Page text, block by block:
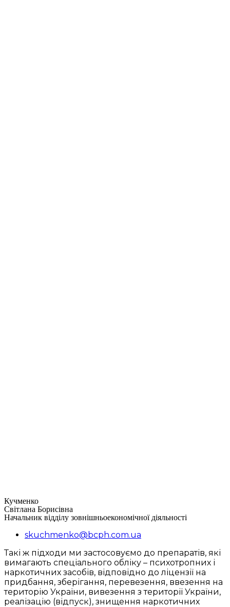
Кучменко
Світлана Борисівна
Начальник відділу зовнішньоекономічної діяльності
skuchmenko@bcph.com.ua
Такі ж підходи ми застосовуємо до препаратів, які
вимагають спеціального обліку – психотропних і
наркотичних засобів, відповідно до ліцензії на
придбання, зберігання, перевезення, ввезення на
територію України, вивезення з території України,
реалізацію (відпуск), знищення наркотичних